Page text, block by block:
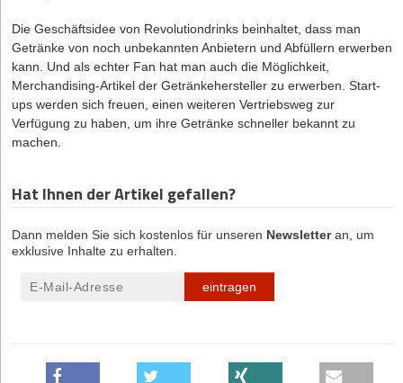
Die Geschäftsidee von Revolutiondrinks beinhaltet, dass man
Getränke von noch unbekannten Anbietern und Abfüllern erwerben
kann. Und als echter Fan hat man auch die Möglichkeit,
Merchandising-Artikel der Getränkehersteller zu erwerben. Start-
ups werden sich freuen, einen weiteren Vertriebsweg zur
Verfügung zu haben, um ihre Getränke schneller bekannt zu
machen.
Hat Ihnen der Artikel gefallen?
Dann melden Sie sich kostenlos für unseren Newsletteran, um
exklusive Inhalte zu erhalten.
eintragen